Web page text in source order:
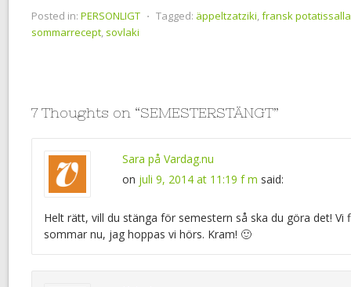
Posted in: PERSONLIGT ⋅ Tagged: äppeltzatziki,fransk
sommarrecept, sovlaki
7 Thoughts on “SEMESTERSTÄNGT”
Sara på Vardag.nu
on juli 9, 2014 at 11:19 f m said:
Helt rätt, vill du stänga för semestern så ska du göra det! Vi
sommar nu, jag hoppas vi hörs. Kram! 🙂